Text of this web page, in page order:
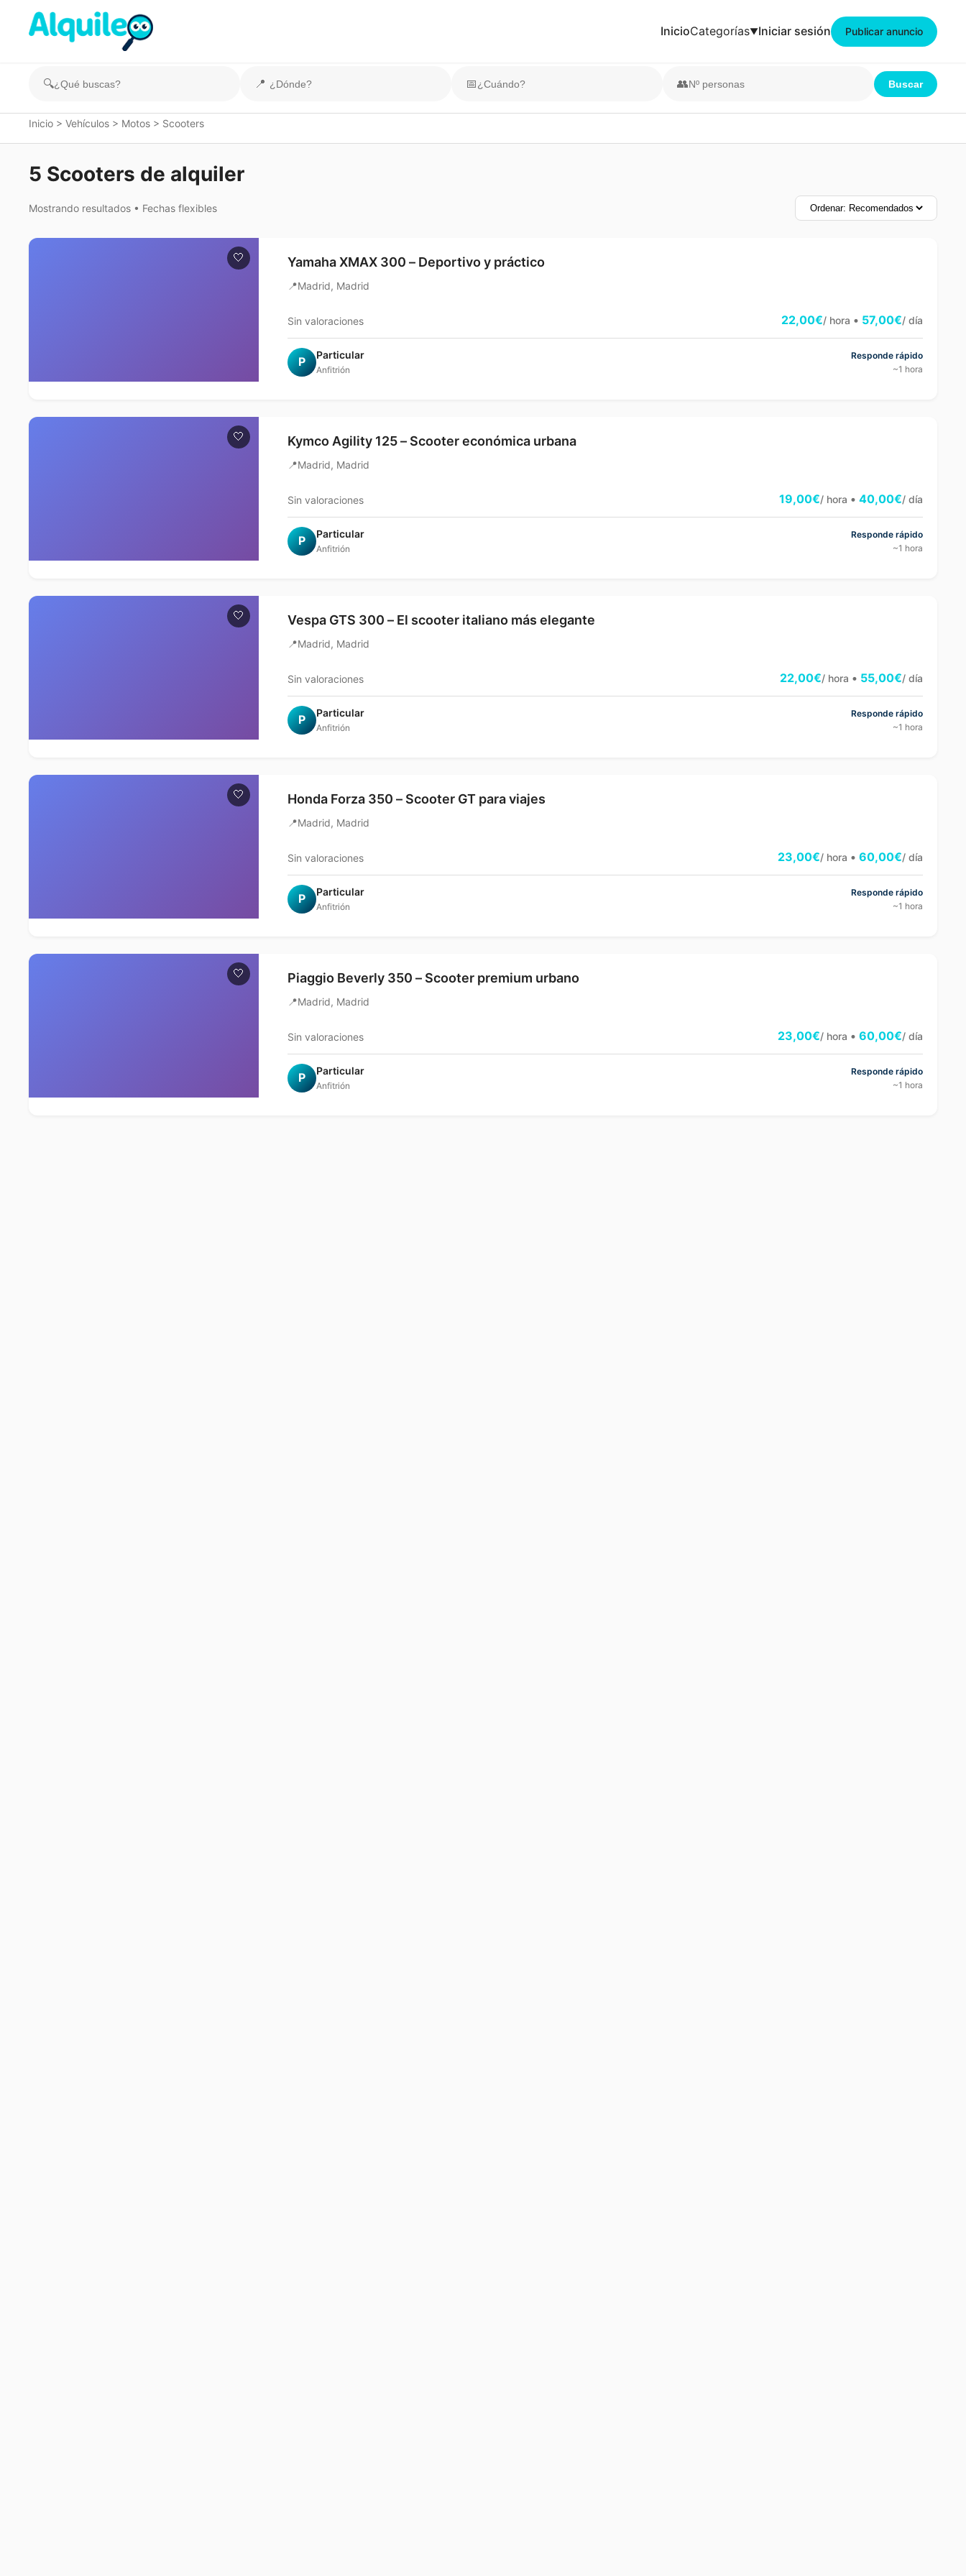
InicioCategorías Iniciar sesión Publicar anuncio
🔍 📍 📅 👥 Buscar
Inicio > Vehículos > Motos > Scooters
5 Scooters de alquiler
Mostrando resultados • Fechas flexibles
🤍 Yamaha XMAX 300 – Deportivo y práctico
📍Madrid, Madrid
Sin valoraciones 22,00€/ hora • 57,00€/ día
P Particular
Anfitrión
Responde rápido
~1 hora
🤍 Kymco Agility 125 – Scooter económica urbana
📍Madrid, Madrid
Sin valoraciones 19,00€/ hora • 40,00€/ día
P Particular
Anfitrión
Responde rápido
~1 hora
🤍 Vespa GTS 300 – El scooter italiano más elegante
📍Madrid, Madrid
Sin valoraciones 22,00€/ hora • 55,00€/ día
P Particular
Anfitrión
Responde rápido
~1 hora
🤍 Honda Forza 350 – Scooter GT para viajes
📍Madrid, Madrid
Sin valoraciones 23,00€/ hora • 60,00€/ día
P Particular
Anfitrión
Responde rápido
~1 hora
🤍 Piaggio Beverly 350 – Scooter premium urbano
📍Madrid, Madrid
Sin valoraciones 23,00€/ hora • 60,00€/ día
P Particular
Anfitrión
Responde rápido
~1 hora